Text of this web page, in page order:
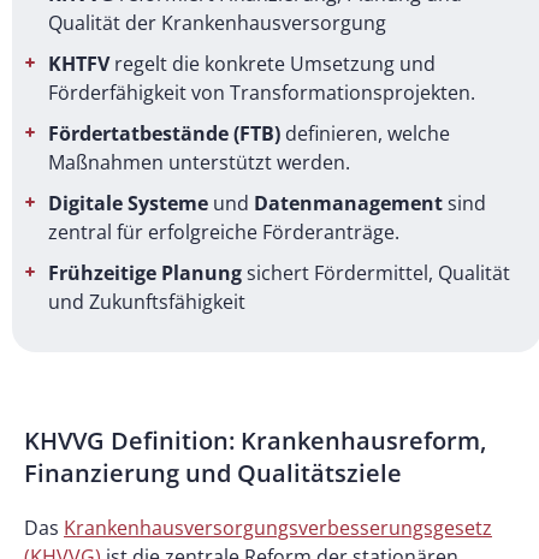
Qualität der Krankenhausversorgung
KHTFVregelt die konkrete Umsetzung und
Förderfähigkeit von Transformationsprojekten.
Fördertatbestände (FTB) definieren, welche
Maßnahmen unterstützt werden.
Digitale Systeme und Datenmanagementsind
zentral für erfolgreiche Förderanträge.
Frühzeitige Planungsichert Fördermittel, Qualität
und Zukunftsfähigkeit
KHVVG Definition: Krankenhausreform,
Finanzierung und Qualitätsziele
Das Krankenhausversorgungsverbesserungsgesetz